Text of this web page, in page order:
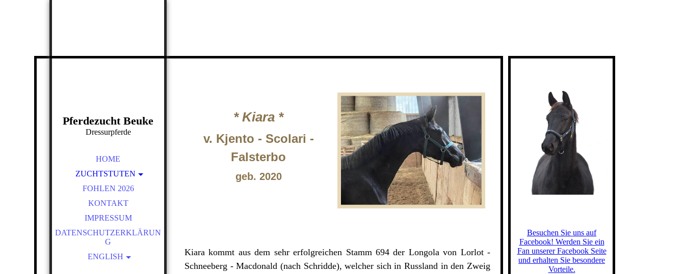
Pferdezucht Beuke
Dressurpferde
HOME
ZUCHTSTUTEN
WIANKA - WOLKENSTEIN
FALSTERBO
HANN.PR.ST. SERAFINA -
SCOLARI
HANN.PR.ST. BONA DEA -
FOHLEN 2026
KONTAKT
IMPRESSUM
DATENSCHUTZERKLÄRUN
G
ENGLISH
* Kiara *
v. Kjento - Scolari -
Falsterbo
geb. 2020
Kiara kommt aus dem sehr erfolgreichen Stamm 694 der Longola von Lorlot -
Schneeberg - Macdonald (nach Schridde), welcher sich in Russland in den Zweig
Besuchen Sie uns auf
Facebook! Werden Sie ein
Fan unserer Facebook Seite
und erhalten Sie besondere
Vorteile.